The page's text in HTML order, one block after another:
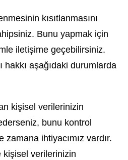
kısıtlanmasını
Bunu yapmak için
iletişime geçebilirsiniz.
hakkı aşağıdaki durumlarda
kişisel verilerinizin
bunu kontrol
ihtiyacımız vardır.
kişisel verilerinizin